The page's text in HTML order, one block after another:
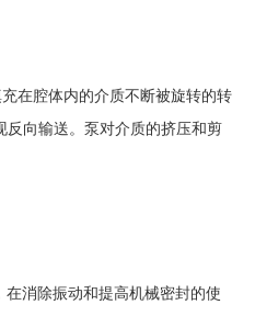
在腔体内的介质不断被旋转的转
反向输送。泵对介质的挤压和剪
消除振动和提高机械密封的使